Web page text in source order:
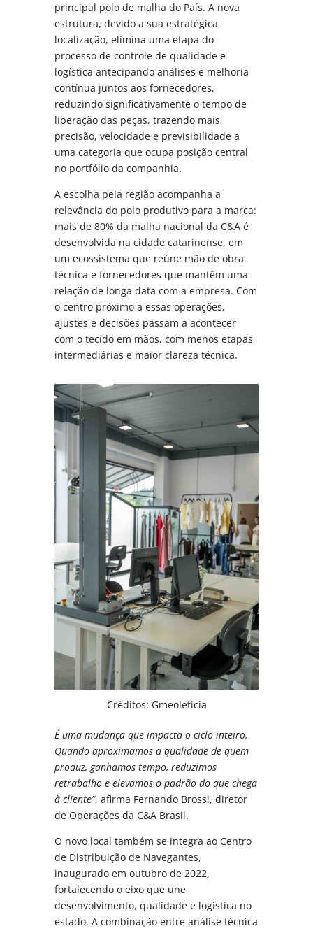
principal polo de malha do País. A nova
estrutura, devido a sua estratégica
localização, elimina uma etapa do
processo de controle de qualidade e
logística antecipando análises e melhoria
contínua juntos aos fornecedores,
reduzindo significativamente o tempo de
liberação das peças, trazendo mais
precisão, velocidade e previsibilidade a
uma categoria que ocupa posição central
no portfólio da companhia.
A escolha pela região acompanha a
relevância do polo produtivo para a marca:
mais de 80% da malha nacional da C&A é
desenvolvida na cidade catarinense, em
um ecossistema que reúne mão de obra
técnica e fornecedores que mantêm uma
relação de longa data com a empresa. Com
o centro próximo a essas operações,
ajustes e decisões passam a acontecer
com o tecido em mãos, com menos etapas
intermediárias e maior clareza técnica.
Créditos: Gmeoleticia
É uma mudança que impacta o ciclo inteiro.
Quando aproximamos a qualidade de quem
produz, ganhamos tempo, reduzimos
retrabalho e elevamos o padrão do que chega
à cliente”, afirma Fernando Brossi, diretor
de Operações da C&A Brasil.
O novo local também se integra ao Centro
de Distribuição de Navegantes,
inaugurado em outubro de 2022,
fortalecendo o eixo que une
desenvolvimento, qualidade e logística no
estado. A combinação entre análise técnica